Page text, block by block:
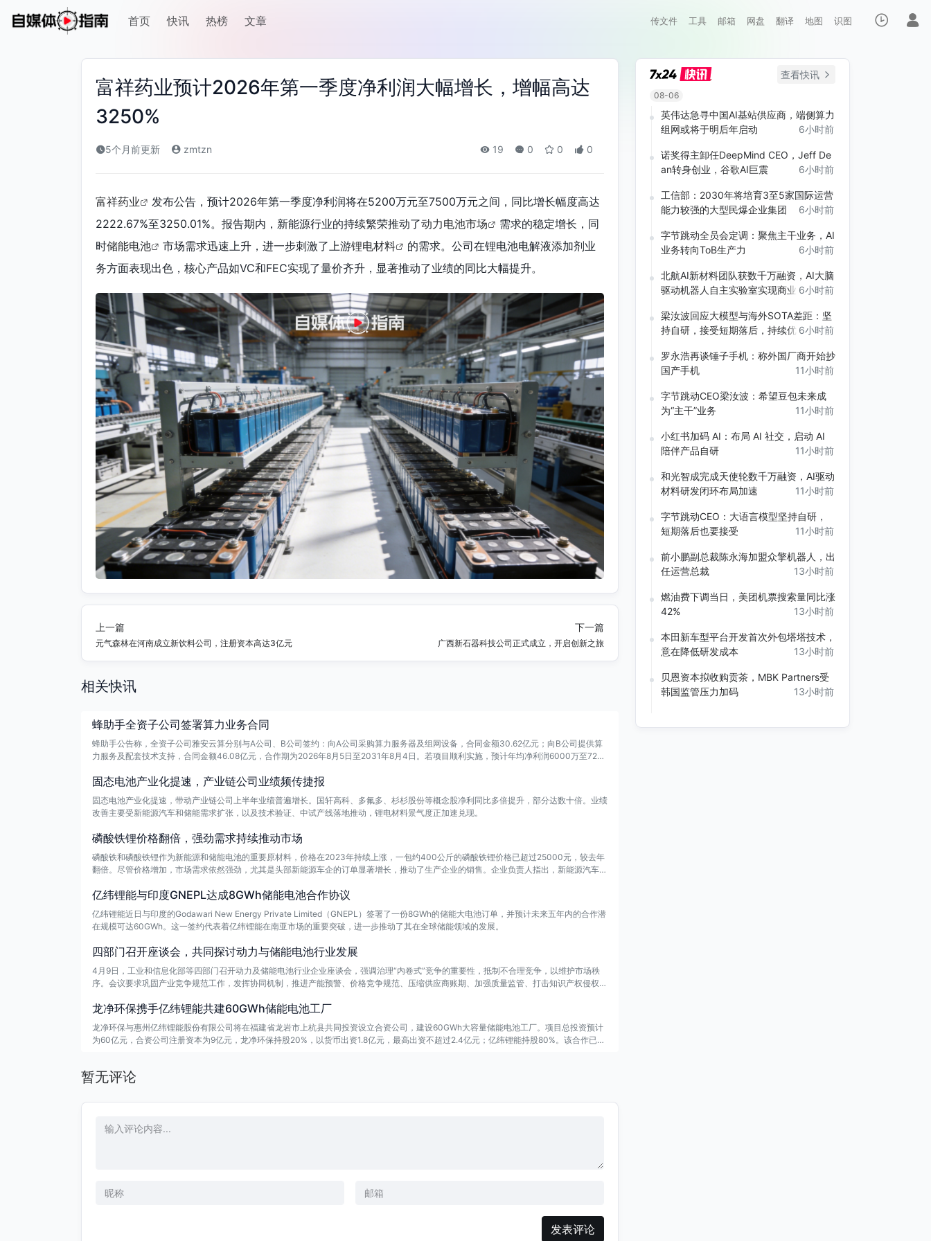
首页 快讯 热榜 文章 传文件 工具 邮箱 网盘 翻译 地图 识图
富祥药业预计2026年第一季度净利润大幅增长，增幅高达
3250%
5个月前更新 zmtzn 19 0 0 0
富祥药业
发布公告，预计2026年第一季度净利润将在5200万元至7500万元之间，同比增长幅度高达
2222.67%至3250.01%。报告期内，新能源行业的持续繁荣推动了动力电池市场
需求的稳定增长，同
时储能电池 市场需求迅速上升，进一步刺激了上游锂电材料
的需求。公司在锂电池电解液添加剂业
务方面表现出色，核心产品如VC和FEC实现了量价齐升，显著推动了业绩的同比大幅提升。
上一篇
元气森林在河南成立新饮料公司，注册资本高达3亿元
下一篇
广西新石器科技公司正式成立，开启创新之旅
相关快讯
蜂助手全资子公司签署算力业务合同
蜂助手公告称，全资子公司雅安云算分别与A公司、B公司签约：向A公司采购算力服务器及组网设备，合同金额30.62亿元；向B公司提供算
力服务及配套技术支持，合同金额46.08亿元，合作期为2026年8月5日至2031年8月4日。若项目顺利实施，预计年均净利润6000万至720
固态电池产业化提速，产业链公司业绩频传捷报
固态电池产业化提速，带动产业链公司上半年业绩普遍增长。国轩高科、多氟多、杉杉股份等概念股净利同比多倍提升，部分达数十倍。业绩
改善主要受新能源汽车和储能需求扩张，以及技术验证、中试产线落地推动，锂电材料景气度正加速兑现。
磷酸铁锂价格翻倍，强劲需求持续推动市场
磷酸铁和磷酸铁锂作为新能源和储能电池的重要原材料，价格在2023年持续上涨，一包约400公斤的磷酸铁锂价格已超过25000元，较去年
翻倍。尽管价格增加，市场需求依然强劲，尤其是头部新能源车企的订单显著增长，推动了生产企业的销售。企业负责人指出，新能源汽车和
本，进一步推动了价格上涨。
亿纬锂能与印度GNEPL达成8GWh储能电池合作协议
亿纬锂能近日与印度的Godawari New Energy Private Limited（GNEPL）签署了一份8GWh的储能大电池订单，并预计未来五年内的合作潜
在规模可达60GWh。这一签约代表着亿纬锂能在南亚市场的重要突破，进一步推动了其在全球储能领域的发展。
四部门召开座谈会，共同探讨动力与储能电池行业发展
4月9日，工业和信息化部等四部门召开动力及储能电池行业企业座谈会，强调治理“内卷式”竞争的重要性，抵制不合理竞争，以维护市场秩
序。会议要求巩固产业竞争规范工作，发挥协同机制，推进产能预警、价格竞争规范、压缩供应商账期、加强质量监管、打击知识产权侵权等
龙净环保携手亿纬锂能共建60GWh储能电池工厂
龙净环保与惠州亿纬锂能股份有限公司将在福建省龙岩市上杭县共同投资设立合资公司，建设60GWh大容量储能电池工厂。项目总投资预计
为60亿元，合资公司注册资本为9亿元，龙净环保持股20%，以货币出资1.8亿元，最高出资不超过2.4亿元；亿纬锂能持股80%。该合作已获
暂无评论
发表评论
查看快讯
08-06
6小时前
英伟达急寻中国AI基站供应商，端侧算力
组网或将于明后年启动
6小时前
诺奖得主卸任DeepMind CEO，Jeff De
an转身创业，谷歌AI巨震
6小时前
工信部：2030年将培育3至5家国际运营
能力较强的大型民爆企业集团
6小时前
字节跳动全员会定调：聚焦主干业务，AI
业务转向ToB生产力
6小时前
北航AI新材料团队获数千万融资，AI大脑
驱动机器人自主实验室实现商业化
6小时前
梁汝波回应大模型与海外SOTA差距：坚
持自研，接受短期落后，持续优化长期竞
11小时前
罗永浩再谈锤子手机：称外国厂商开始抄
国产手机
11小时前
字节跳动CEO梁汝波：希望豆包未来成
为“主干”业务
11小时前
小红书加码 AI：布局 AI 社交，启动 AI
陪伴产品自研
11小时前
和光智成完成天使轮数千万融资，AI驱动
材料研发闭环布局加速
11小时前
字节跳动CEO：大语言模型坚持自研，
短期落后也要接受
13小时前
前小鹏副总裁陈永海加盟众擎机器人，出
任运营总裁
13小时前
燃油费下调当日，美团机票搜索量同比涨
42%
13小时前
本田新车型平台开发首次外包塔塔技术，
意在降低研发成本
13小时前
贝恩资本拟收购贡茶，MBK Partners受
韩国监管压力加码